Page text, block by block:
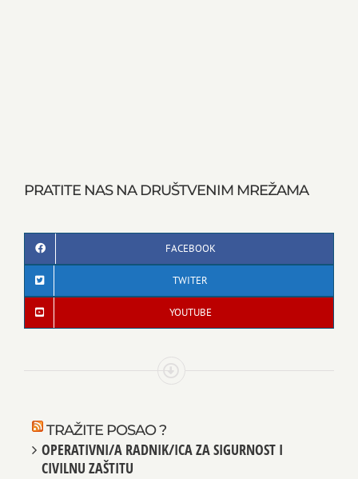
PRATITE NAS NA DRUŠTVENIM MREŽAMA
FACEBOOK
TWITER
YOUTUBE
TRAŽITE POSAO ?
OPERATIVNI/A RADNIK/ICA ZA SIGURNOST I
CIVILNU ZAŠTITU